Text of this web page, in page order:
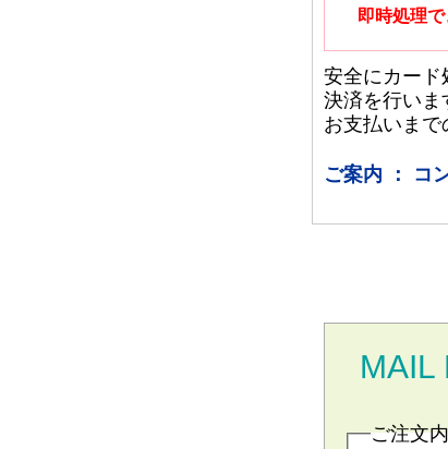
即時処理
安全にカード
決済を行いま
お支払いまで
ご案内 ： コ
MAIL
ご注文